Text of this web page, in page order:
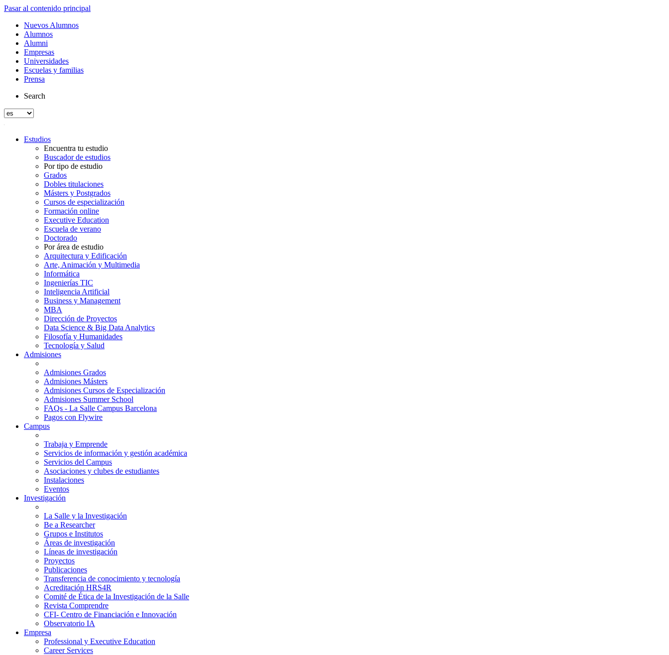
Pasar al contenido principal
Nuevos Alumnos
Alumnos
Alumni
Empresas
Universidades
Escuelas y familias
Prensa
Search
Estudios
Encuentra tu estudio
Buscador de estudios
Por tipo de estudio
Grados
Dobles titulaciones
Másters y Postgrados
Cursos de especialización
Formación online
Executive Education
Escuela de verano
Doctorado
Por área de estudio
Arquitectura y Edificación
Arte, Animación y Multimedia
Informática
Ingenierías TIC
Inteligencia Artificial
Business y Management
MBA
Dirección de Proyectos
Data Science & Big Data Analytics
Filosofía y Humanidades
Tecnología y Salud
Admisiones
Admisiones Grados
Admisiones Másters
Admisiones Cursos de Especialización
Admisiones Summer School
FAQs - La Salle Campus Barcelona
Pagos con Flywire
Campus
Trabaja y Emprende
Servicios de información y gestión académica
Servicios del Campus
Asociaciones y clubes de estudiantes
Instalaciones
Eventos
Investigación
La Salle y la Investigación
Be a Researcher
Grupos e Institutos
Áreas de investigación
Líneas de investigación
Proyectos
Publicaciones
Transferencia de conocimiento y tecnología
Acreditación HRS4R
Comité de Ética de la Investigación de la Salle
Revista Comprendre
CFI- Centro de Financiación e Innovación
Observatorio IA
Empresa
Professional y Executive Education
Career Services